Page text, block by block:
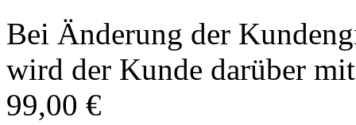
Bei Änderung der
wird der Kunde darüber
99,00 €